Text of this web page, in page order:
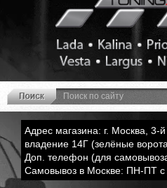
Адрес магазина: г. Москва, 3-
владение 14Г (зелёные
Доп. телефон (для
Самовывоз в Москве: ПН-ПТ с